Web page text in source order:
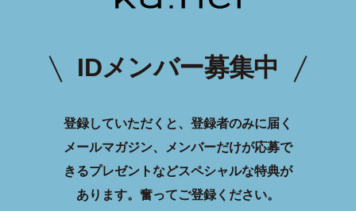
IDメンバー募集中
登録していただくと、登録者のみに届く
メールマガジン、メンバーだけが応募で
きるプレゼントなどスペシャルな特典が
あります。 奮ってご登録ください。